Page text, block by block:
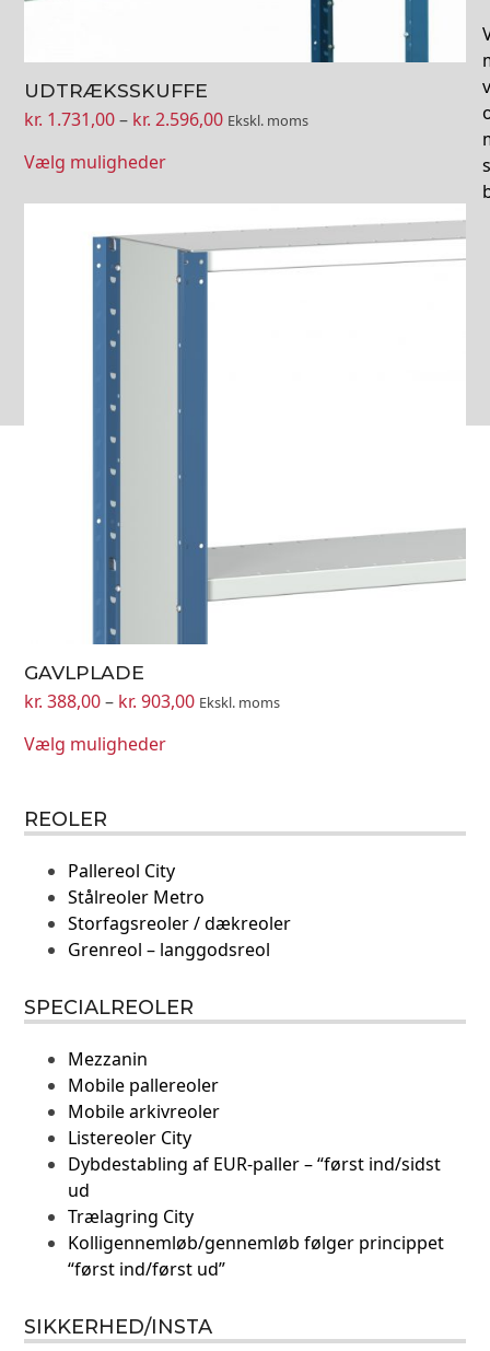
UDTRÆKSSKUFFE
kr. 1.731,00 – kr. 2.596,00Prisinterval:
Ekskl. moms
Vælg muligheder
GAVLPLADE
kr. 388,00 – kr. 903,00Prisinterval:
Ekskl. moms
Vælg muligheder
Mulighederne
på
REOLER
Pallereol City
Stålreoler Metro
Storfagsreoler / dækreoler
Grenreol – langgodsreol
SPECIALREOLER
Mezzanin
Mobile pallereoler
Mobile arkivreoler
Listereoler City
Dybdestabling af EUR-paller – “først ind/sidst
ud
Trælagring City
Kolligennemløb/gennemløb følger princippet
“først ind/først ud”
SIKKERHED/INSTA